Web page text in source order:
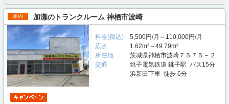
屋内 加瀬のトランクルーム 神栖市波崎
料金(税込)
5,500円/月～110,000円/月
広さ
1.62m²～49.79m²
所在地
茨城県神栖市波崎７５７５－２
交通
銚子電気鉄道 銚子駅 バス15分
浜新田下車 徒歩 6分